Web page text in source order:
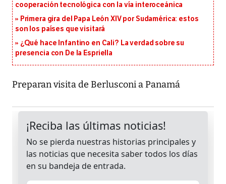
cooperación tecnológica con la vía interoceánica
Primera gira del Papa León XIV por Sudamérica: estos
son los países que visitará
¿Qué hace Infantino en Cali? La verdad sobre su
presencia con De la Espriella
Preparan visita de Berlusconi a Panamá